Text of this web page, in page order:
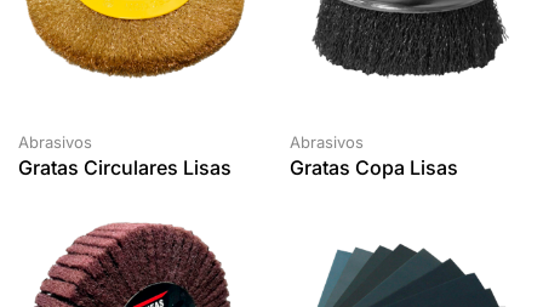
Abrasivos
Gratas Circulares Lisas
Abrasivos
Gratas Copa Lisas